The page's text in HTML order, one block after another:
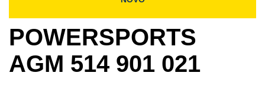
POWERSPORTS
AGM 514 901 021